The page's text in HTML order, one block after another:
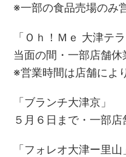
※一部の食品売場のみ
「Ｏｈ！Ｍｅ 大津テラ
当面の間・一部店舗
※営業時間は店舗によ
「ブランチ大津京」
５月６日まで・一部
「フォレオ大津ー里山